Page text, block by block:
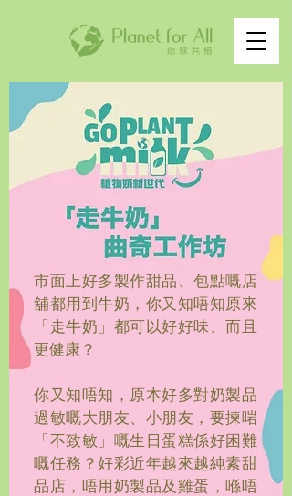
市面上好多製作甜品、包點嘅店
舖都用到牛奶，你又知唔知原來
「走牛奶」都可以好好味、而且
更健康？
你又知唔知，原本好多對奶製品
過敏嘅大朋友、小朋友，要揀啱
「不致敏」嘅生日蛋糕係好困難
嘅任務？好彩近年越來越純素甜
品店，唔用奶製品及雞蛋，喺唔